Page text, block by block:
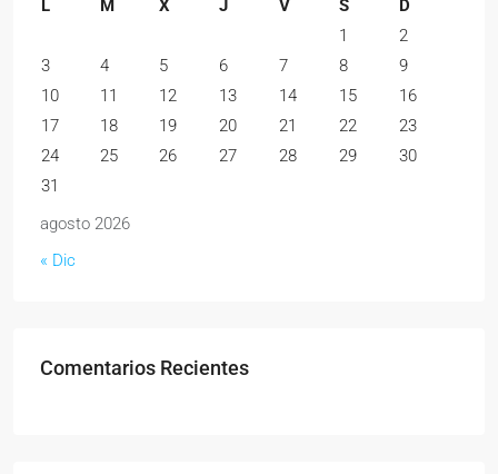
agosto 2026
L M X J V S
D
1
2
3
4 5 6 7 8
9
10
11 12 13 14 15
16
17
18 19 20 21 22
23
24
25 26 27 28 29
30
31
« Dic
Comentarios Recientes